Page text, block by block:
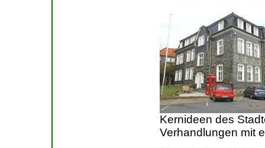
Kernideen des
Verhandlungen mit